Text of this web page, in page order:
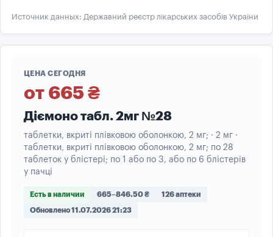
Источник данных: Державний реєстр лікарських засобів України
ЦЕНА СЕГОДНЯ
от 665 ₴
Діємоно табл. 2мг №28
таблетки, вкриті плівковою оболонкою, 2 мг; · 2 мг ·
таблетки, вкриті плівковою оболонкою, 2 мг; по 28
таблеток у блістері; по 1 або по 3, або по 6 блістерів
у пачці
Есть в наличии 665–846.50 ₴ 126 аптеки
Обновлено 11.07.2026 21:23